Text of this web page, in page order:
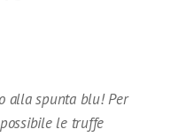
alla spunta blu! Per
le truffe